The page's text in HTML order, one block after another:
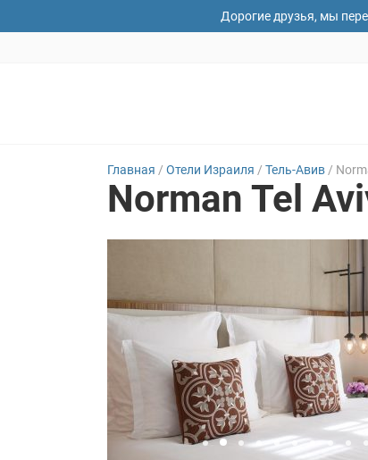
Дорогие друзья, мы
Главная / Отели Израиля / Тель-Авив /
Norman Tel